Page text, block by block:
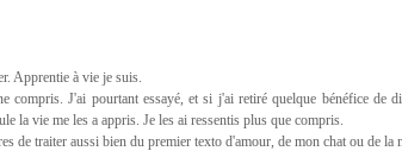
Apprentie à vie je suis.
compris. J'ai pourtant essayé, et si j'ai retiré quelque bénéfice de
la vie me les a appris. Je les ai ressentis plus que compris.
de traiter aussi bien du premier texto d'amour, de mon chat ou de la